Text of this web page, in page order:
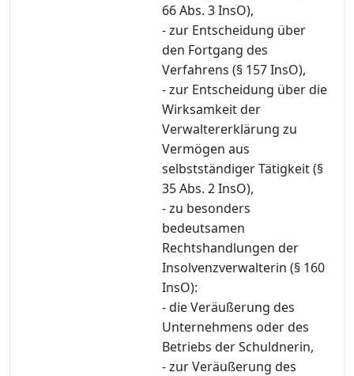
66 Abs. 3 InsO),
- zur Entscheidung über
den Fortgang des
Verfahrens (§ 157 InsO),
- zur Entscheidung über die
Wirksamkeit der
Verwaltererklärung zu
Vermögen aus
selbstständiger Tätigkeit (§
35 Abs. 2 InsO),
- zu besonders
bedeutsamen
Rechtshandlungen der
Insolvenzverwalterin (§ 160
InsO):
- die Veräußerung des
Unternehmens oder des
Betriebs der Schuldnerin,
- zur Veräußerung des